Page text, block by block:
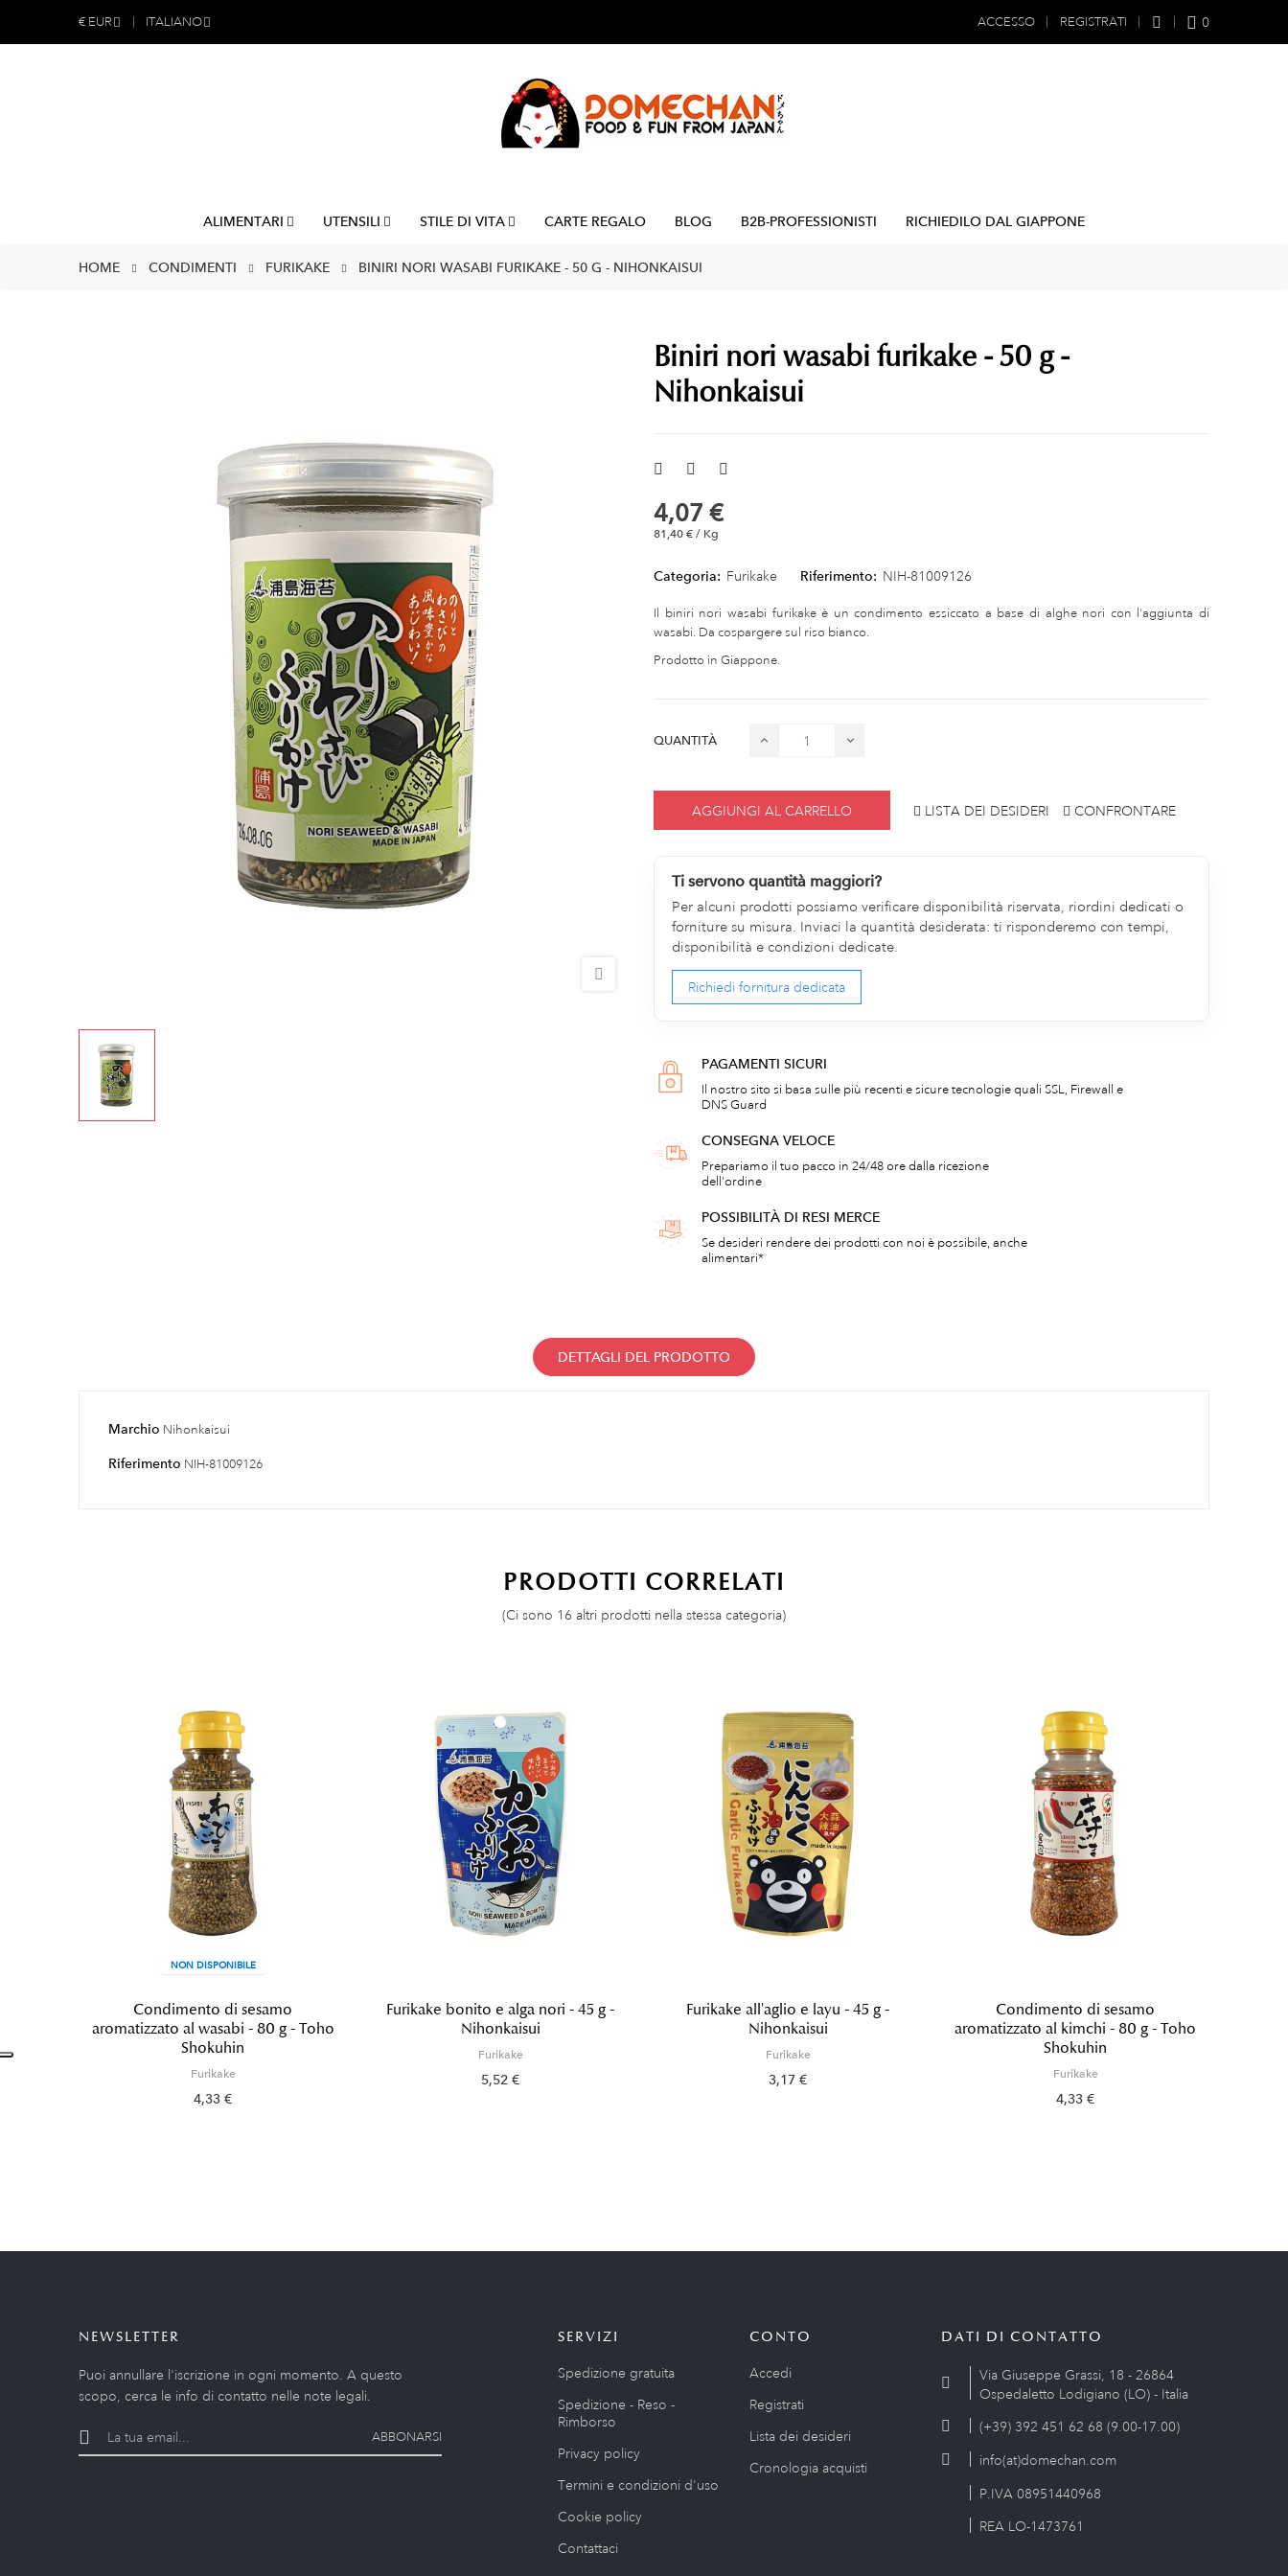
€ EUR ITALIANO ACCESSO REGISTRATI 0
ALIMENTARI UTENSILI STILE DI VITA CARTE REGALO BLOG B2B-PROFESSIONISTI RICHIEDILO DAL GIAPPONE
HOME CONDIMENTI FURIKAKE BINIRI NORI WASABI FURIKAKE - 50 G - NIHONKAISUI
Biniri nori wasabi furikake - 50 g -
Nihonkaisui
4,07 €
81,40 € / Kg
Categoria: Furikake Riferimento: NIH-81009126
Il biniri nori wasabi furikake è un condimento essiccato a base di alghe nori con l'aggiunta di
wasabi. Da cospargere sul riso bianco.
Prodotto in Giappone.
QUANTITÀ
AGGIUNGI AL CARRELLO LISTA DEI DESIDERI CONFRONTARE
Ti servono quantità maggiori?
Per alcuni prodotti possiamo verificare disponibilità riservata, riordini dedicati o
forniture su misura. Inviaci la quantità desiderata: ti risponderemo con tempi,
disponibilità e condizioni dedicate.
Richiedi fornitura dedicata
PAGAMENTI SICURI
Il nostro sito si basa sulle più recenti e sicure tecnologie quali SSL, Firewall e
DNS Guard
CONSEGNA VELOCE
Prepariamo il tuo pacco in 24/48 ore dalla ricezione
dell'ordine
POSSIBILITÀ DI RESI MERCE
Se desideri rendere dei prodotti con noi è possibile, anche
alimentari*
DETTAGLI DEL PRODOTTO
Marchio Nihonkaisui
Riferimento NIH-81009126
PRODOTTI CORRELATI
(Ci sono 16 altri prodotti nella stessa categoria)
NON DISPONIBILE
Condimento di sesamo
aromatizzato al wasabi - 80 g - Toho
Shokuhin
Furikake
4,33 €
Furikake bonito e alga nori - 45 g -
Nihonkaisui
Furikake
5,52 €
Furikake all'aglio e layu - 45 g -
Nihonkaisui
Furikake
3,17 €
Condimento di sesamo
aromatizzato al kimchi - 80 g - Toho
Shokuhin
Furikake
4,33 €
NEWSLETTER
Puoi annullare l'iscrizione in ogni momento. A questo
scopo, cerca le info di contatto nelle note legali.
ABBONARSI
SERVIZI
Spedizione gratuita
Spedizione - Reso -
Rimborso
Privacy policy
Termini e condizioni d'uso
Cookie policy
Contattaci
CONTO
Accedi
Registrati
Lista dei desideri
Cronologia acquisti
DATI DI CONTATTO
Via Giuseppe Grassi, 18 - 26864
Ospedaletto Lodigiano (LO) - Italia
(+39) 392 451 62 68 (9.00-17.00)
info(at)domechan.com
P.IVA 08951440968
REA LO-1473761